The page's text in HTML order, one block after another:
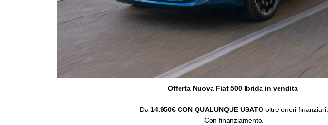
Offerta Nuova Fiat 500 Ibrida in vendita
Da14.950€ CON QUALUNQUE USATOoltre oneri finanziari.
Con finanziamento.